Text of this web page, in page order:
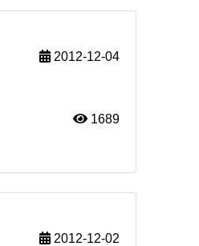
2012-12-04
1689
2012-12-02